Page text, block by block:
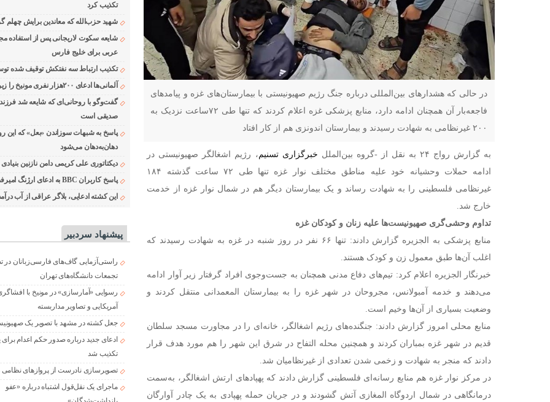
در حالی که هشدارهای بین‌المللی درباره جنگ رژیم صهیونیستی با بیمارستان‌های غزه و پیامدهای
فاجعه‌بار آن همچنان ادامه دارد، منابع پزشکی غزه اعلام کردند که تنها طی ۷۲ساعت نزدیک به
۲۰۰ غیرنظامی به شهادت رسیدند و بیمارستان اندونزی هم از کار افتاد
به گزارش رواج ۲۴ به نقل از -گروه بین‌الملل خبرگزاری تسنیم، رژیم اشغالگر صهیونیستی در
ادامه حملات وحشیانه خود علیه مناطق مختلف نوار غزه تنها طی ۷۲ ساعت گذشته ۱۸۴
غیرنظامی فلسطینی را به شهادت رساند و یک بیمارستان دیگر هم در شمال نوار غزه از خدمت
خارج شد.
تداوم وحشی‌گری صهیونیست‌ها علیه زنان و کودکان غزه
منابع پزشکی به الجزیره گزارش دادند: تنها ۶۶ نفر در روز شنبه در غزه به شهادت رسیدند که
اغلب آن‌ها طبق معمول زن و کودک هستند.
خبرنگار الجزیره اعلام کرد: تیم‌های دفاع مدنی همچنان به جست‌وجوی افراد گرفتار زیر آوار ادامه
می‌دهند و خدمه آمبولانس، مجروحان در شهر غزه را به بیمارستان المعمدانی منتقل کردند و
وضعیت بسیاری از آن‌ها وخیم است.
منابع محلی امروز گزارش دادند: جنگنده‌های رژیم اشغالگر، خانه‌ای را در مجاورت مسجد سلطان
قدیم در شهر غزه بمباران کردند و همچنین محله التفاح در شرق این شهر را هم مورد هدف قرار
دادند که منجر به شهادت و زخمی شدن تعدادی از غیرنظامیان شد.
در مرکز نوار غزه هم منابع رسانه‌ای فلسطینی گزارش دادند که پهپادهای ارتش اشغالگر، به‌سمت
درمانگاهی در شمال اردوگاه المغازی آتش گشودند و در جریان حمله پهپادی به یک چادر آوارگان
تکذیب کرد
شهید حزب‌الله که معاندین برایش چهلم
شایعه سکوت لاریجانی پس از استفاده
عربی برای خلیج فارس
تکذیب ارتباط سه نفتکش توقیف شده
آلمانی‌ها ادعای ۲۰۰هزار نفری مونیخ را زیر سوال بردند
گفت‌وگو با روحانی‌ای که شایعه شد
صدیقی است
پاسخ به شبهات سوزاندن «بعل» که این
دهان‌به‌دهان می‌شود
دیکتاتوری علی کریمی دامن نازنین
پاسخ کاربران BBC به ادعای ارژنگ امیرفضلی
این کشته ادعایی، بلاگر عراقی از آب
پیشنهاد سردبیر
راستی‌آزمایی گاف‌های فارسی‌زبانان در
تجمعات دانشگاه‌های تهران
رسوایی «آمارسازی» در مونیخ با
آمریکایی و تصاویر مداربسته
جعل کشته در مشهد با تصویر یک
ادعای جدید درباره صدور حکم اعدام
تکذیب شد
تصویرسازی نادرست از پروازهای نظامی
ماجرای یک نقل‌قول اشتباه درباره «عفو